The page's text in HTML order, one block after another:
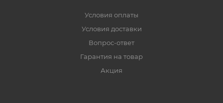
Условия оплаты
Условия доставки
Вопрос-ответ
Гарантия на товар
Акция